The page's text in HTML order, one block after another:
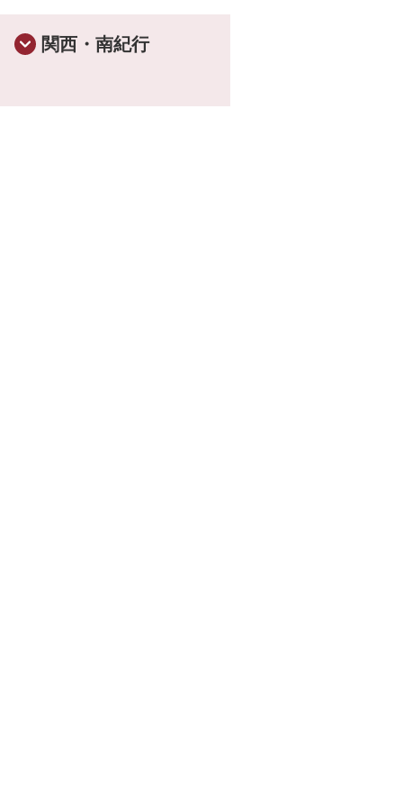
関西・南紀行